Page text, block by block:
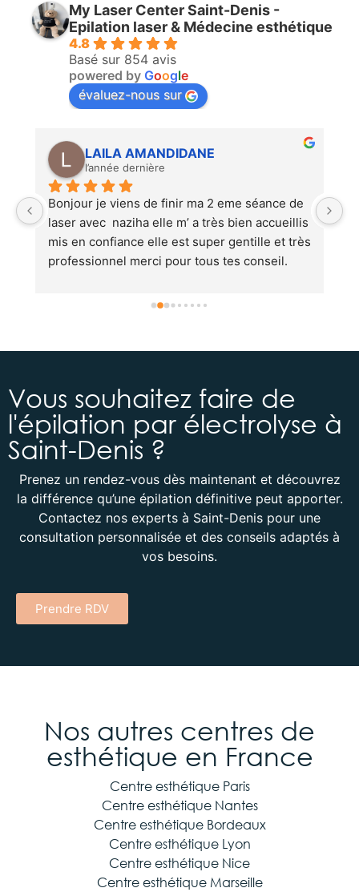
My Laser Center Saint-Denis -
Epilation laser & Médecine esthétique
4.8
Basé sur 854 avis
powered by Google
évaluez-nous sur
LAILA AMANDIDANE
l’année dernière
Bonjour je viens de finir ma 2 eme séance de
laser avec  naziha elle m’ a très bien accueillis
mis en confiance elle est super gentille et très
professionnel merci pour tous tes conseil.
Vous souhaitez faire de
l'épilation par électrolyse à
Saint-Denis ?
Prenez un rendez-vous dès maintenant et découvrez
la différence qu’une épilation définitive peut apporter.
Contactez nos experts à Saint-Denis pour une
consultation personnalisée et des conseils adaptés à
vos besoins.
Prendre RDV
Nos autres centres de
esthétique en France
Centre esthétique Paris
Centre esthétique Nantes
Centre esthétique Bordeaux
Centre esthétique Lyon
Centre esthétique Nice
Centre esthétique Marseille